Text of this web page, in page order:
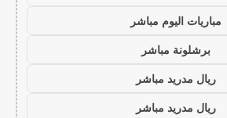
مباريات اليوم مباشر
برشلونة مباشر
ريال مدريد مباشر
ريال مدريد مباشر